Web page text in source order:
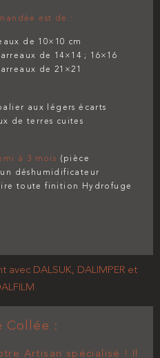
est de :
de 10×10 cm
de 14×14 ; 16×16
de 21×21
aux légers écarts
de terres cuites
à 3 mois (pièce
déshumidificateur
toute finition Hydrofuge
DALSUK, DALIMPER et
Collée :
Artisan spécialisé ! Il